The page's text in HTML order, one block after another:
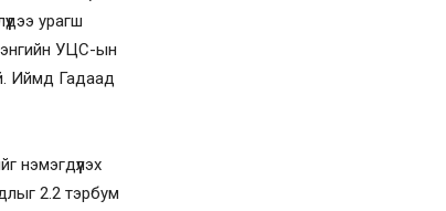
урагш
УЦС-ын
Иймд Гадаад
нэмэгдүүлэх
2.2 тэрбум